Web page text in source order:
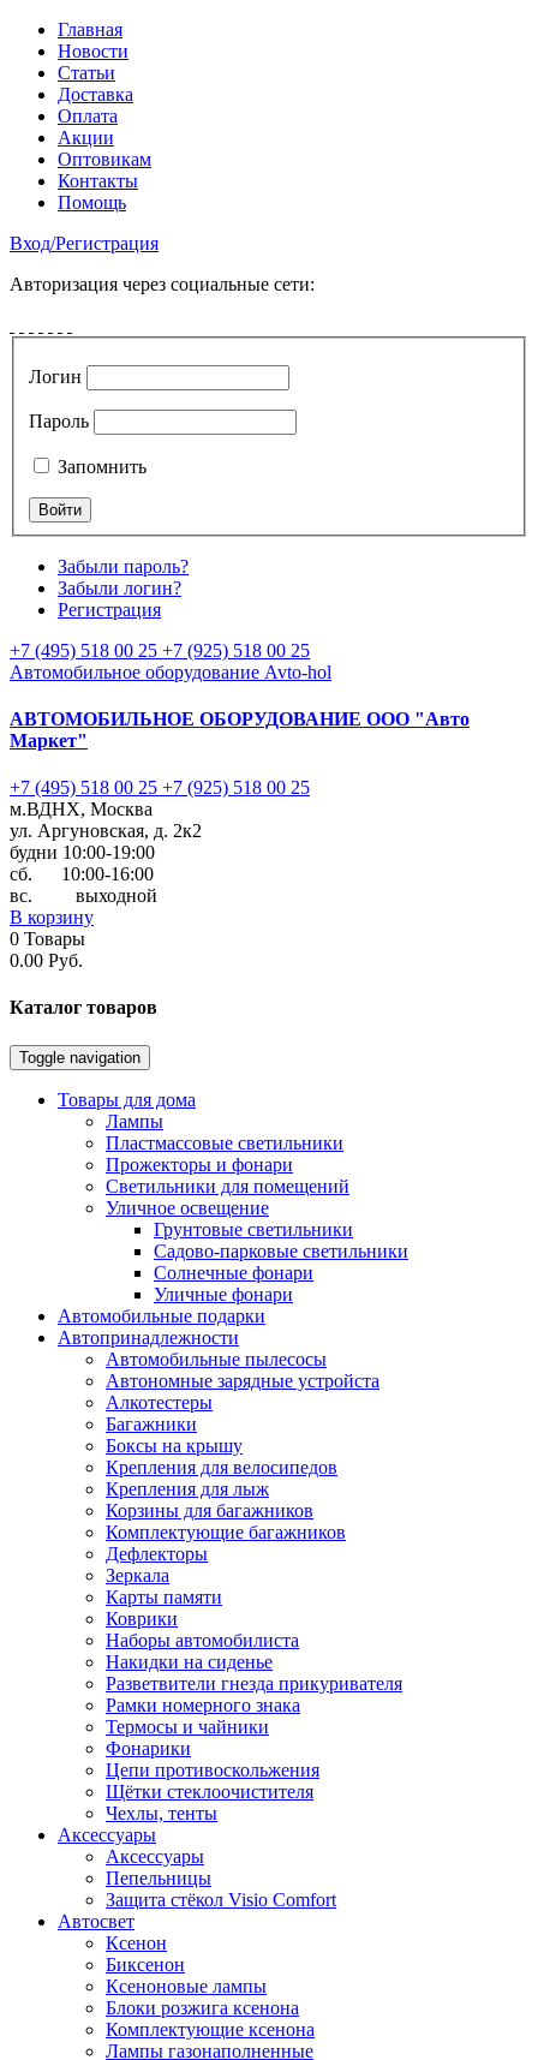
Главная
Новости
Статьи
Доставка
Оплата
Акции
Оптовикам
Контакты
Помощь
Вход/Регистрация
Авторизация через социальные сети:
Логин
Пароль
Запомнить
Забыли пароль?
Забыли логин?
Регистрация
+7 (495) 518 00 25 +7 (925) 518 00 25
Автомобильное оборудование Avto-hol
АВТОМОБИЛЬНОЕ ОБОРУДОВАНИЕ ООО "Авто
Маркет"
+7 (495) 518 00 25 +7 (925) 518 00 25
м.ВДНХ, Москва
ул. Аргуновская, д. 2к2
будни 10:00-19:00
cб. 10:00-16:00
вс. выходной
В корзину
0 Товары
0.00 Руб.
Каталог товаров
Toggle navigation
Товары для дома
Лампы
Пластмассовые светильники
Прожекторы и фонари
Светильники для помещений
Уличное освещение
Грунтовые светильники
Садово-парковые светильники
Солнечные фонари
Уличные фонари
Автомобильные подарки
Автопринадлежности
Автомобильные пылесосы
Автономные зарядные устройста
Алкотестеры
Багажники
Боксы на крышу
Крепления для велосипедов
Крепления для лыж
Корзины для багажников
Комплектующие багажников
Дефлекторы
Зеркала
Карты памяти
Коврики
Наборы автомобилиста
Накидки на сиденье
Разветвители гнезда прикуривателя
Рамки номерного знака
Термосы и чайники
Фонарики
Цепи противоскольжения
Щётки стеклоочистителя
Чехлы, тенты
Аксессуары
Аксессуары
Пепельницы
Защита стёкол Visio Comfort
Автосвет
Ксенон
Биксенон
Ксеноновые лампы
Блоки розжига ксенона
Комплектующие ксенона
Лампы газонаполненные